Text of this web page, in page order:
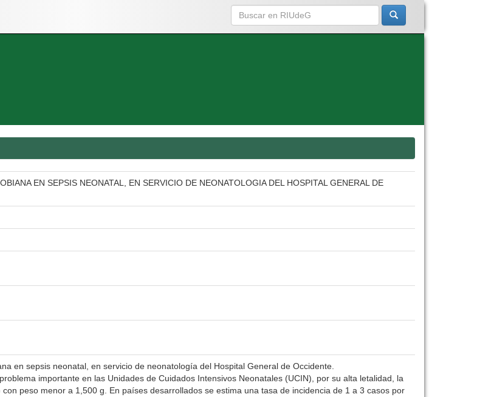
EN SEPSIS NEONATAL, EN SERVICIO DE NEONATOLOGIA DEL HOSPITAL GENERAL DE
en sepsis neonatal, en servicio de neonatología del Hospital General de Occidente.
importante en las Unidades de Cuidados Intensivos Neonatales (UCIN), por su alta letalidad, la
peso menor a 1,500 g. En países desarrollados se estima una tasa de incidencia de 1 a 3 casos por